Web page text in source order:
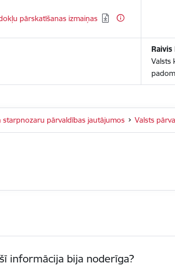
pārskatīšanas izmaiņas
Valsts
pārvaldības jautājumos Valsts
informācija bija noderīga?